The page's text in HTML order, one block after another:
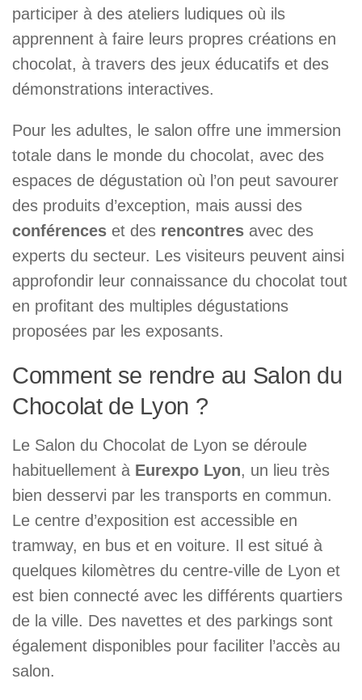
participer à des ateliers ludiques où ils
apprennent à faire leurs propres créations en
chocolat, à travers des jeux éducatifs et des
démonstrations interactives.
Pour les adultes, le salon offre une immersion
totale dans le monde du chocolat, avec des
espaces de dégustation où l’on peut savourer
des produits d’exception, mais aussi des
conférences et des rencontres avec des
experts du secteur. Les visiteurs peuvent ainsi
approfondir leur connaissance du chocolat tout
en profitant des multiples dégustations
proposées par les exposants.
Comment se rendre au Salon du
Chocolat de Lyon ?
Le Salon du Chocolat de Lyon se déroule
habituellement à Eurexpo Lyon, un lieu très
bien desservi par les transports en commun.
Le centre d’exposition est accessible en
tramway, en bus et en voiture. Il est situé à
quelques kilomètres du centre-ville de Lyon et
est bien connecté avec les différents quartiers
de la ville. Des navettes et des parkings sont
également disponibles pour faciliter l’accès au
salon.